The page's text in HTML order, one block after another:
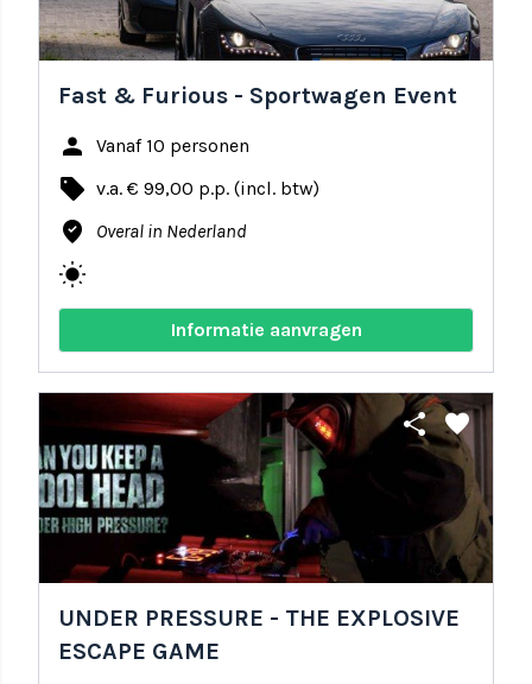
Fast & Furious - Sportwagen Event
person Vanaf 10 personen
local_offer v.a. € 99,00 p.p. (incl. btw)
where_to_vote Overal in Nederland
wb_sunny
Informatie aanvragen
share favorite
UNDER PRESSURE - THE EXPLOSIVE
ESCAPE GAME